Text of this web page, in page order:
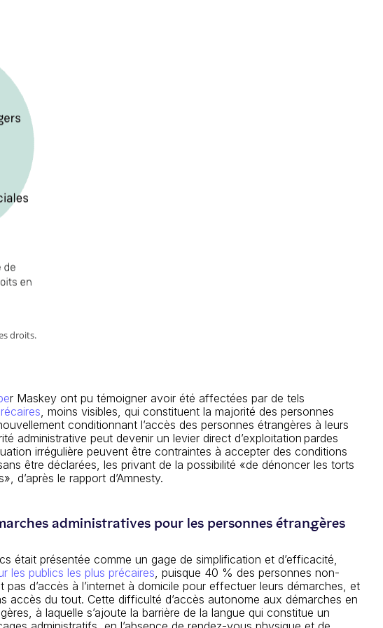
droits.
r Maskeyont pu témoigneravoir été affectées par de tels
, moins visibles, qui constituent la majorité des personnes
conditionnantl’accès des personnes étrangères à leurs
administrative peut devenir un levier direct d’exploitation pardes
irrégulière peuvent être contraintes à accepter des conditions
être déclarées, les privantde la possibilité «de dénoncer les torts
», d’après le rapport d’Amnesty.
administratives pour les personnes étrangères
était présentée comme un gage de simplification et d’efficacité,
les publics les plus précaires, puisque 40 % des personnes non-
d’accès à l’internet à domicile pour effectuer leurs démarches, et
accès du tout. Cette difficulté d’accès autonome aux démarches en
à laquelle s’ajoute la barrière de la langue qui constitue un